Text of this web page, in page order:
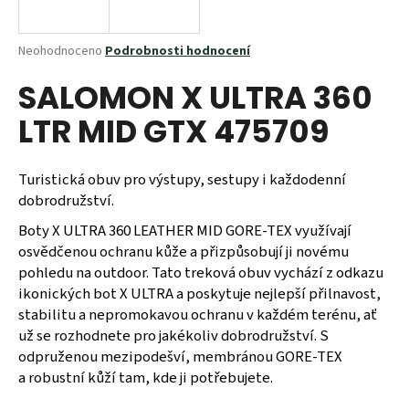
Průměrné
produktu
je
0,0
hvězdiček.
Neohodnoceno Podrobnosti hodnocení
SALOMON X ULTRA 360
LTR MID GTX 475709
Turistická obuv pro výstupy, sestupy i každodenní
dobrodružství.
Boty X ULTRA 360 LEATHER MID GORE-TEX využívají
osvědčenou ochranu kůže a přizpůsobují ji novému
pohledu na outdoor. Tato treková obuv vychází z odkazu
ikonických bot X ULTRA a poskytuje nejlepší přilnavost,
stabilitu a nepromokavou ochranu v každém terénu, ať
už se rozhodnete pro jakékoliv dobrodružství. S
odpruženou mezipodešví, membránou GORE-TEX
a robustní kůží tam, kde ji potřebujete.
j
t
?
D
o
p
o
r